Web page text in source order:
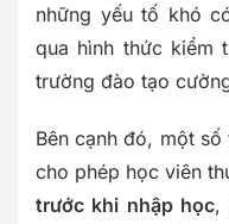
những yếu tố khó
qua hình thức kiểm
trường đào tạo
Bên cạnh đó, một
cho phép học viên
trước khi nhập học,